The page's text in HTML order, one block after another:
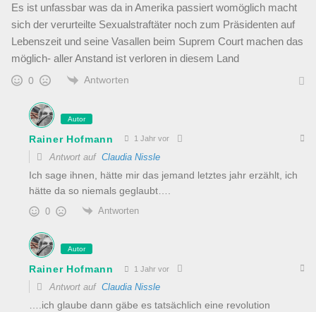
Es ist unfassbar was da in Amerika passiert womöglich macht
sich der verurteilte Sexualstraftäter noch zum Präsidenten auf
Lebenszeit und seine Vasallen beim Suprem Court machen das
möglich- aller Anstand ist verloren in diesem Land
0 Antworten
Autor
Rainer Hofmann 1 Jahr vor
Antwort auf Claudia Nissle
Ich sage ihnen, hätte mir das jemand letztes jahr erzählt, ich
hätte da so niemals geglaubt….
0 Antworten
Autor
Rainer Hofmann 1 Jahr vor
Antwort auf Claudia Nissle
….ich glaube dann gäbe es tatsächlich eine revolution